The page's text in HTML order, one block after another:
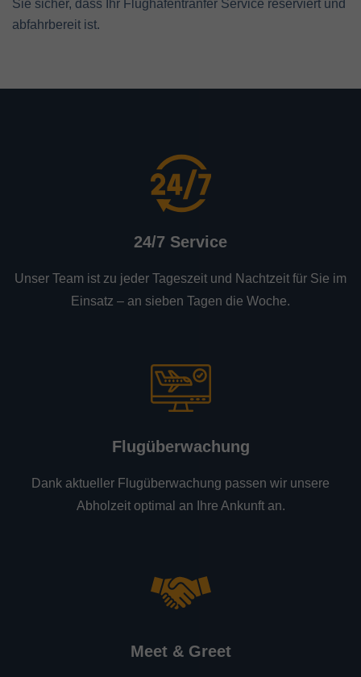
Sie sicher, dass Ihr Flughafentranfer Service reserviert und
abfahrbereit ist.
24/7 Service
Unser Team ist zu jeder Tageszeit und Nachtzeit für Sie im
Einsatz – an sieben Tagen die Woche.
Flugüberwachung
Dank aktueller Flugüberwachung passen wir unsere
Abholzeit optimal an Ihre Ankunft an.
Meet & Greet